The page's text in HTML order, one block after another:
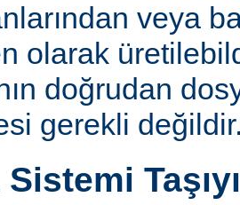
veya
olarak
doğrudan
gerekli